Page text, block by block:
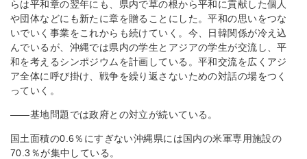
らは平和章の翌年にも、県内で草の根から平和に貢献した個人
や団体などにも新たに章を贈ることにした。平和の思いをつな
いでいく事業をこれからも続けていく。今、日韓関係が冷え込
んでいるが、沖縄では県内の学生とアジアの学生が交流し、平
和を考えるシンポジウムを計画している。平和交流を広くアジ
ア全体に呼び掛け、戦争を繰り返さないための対話の場をつく
っていく。
――基地問題では政府との対立が続いている。
国土面積の0.6％にすぎない沖縄県には国内の米軍専用施設の
70.3％が集中している。